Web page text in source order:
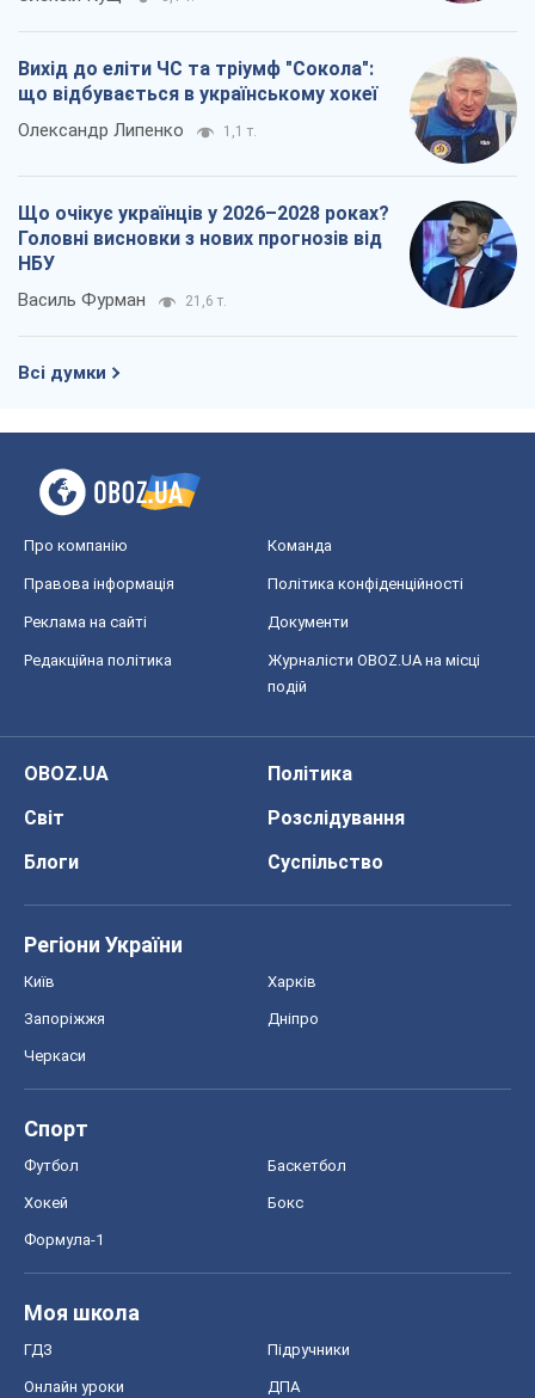
Вихід до еліти ЧС та тріумф "Сокола":
що відбувається в українському хокеї
Олександр Липенко 1,1 т.
Що очікує українців у 2026–2028 роках?
Головні висновки з нових прогнозів від
НБУ
Василь Фурман 21,6 т.
Всі думки
Про компанію Команда
Правова інформація Політика конфіденційності
Реклама на сайті Документи
Редакційна політика
Журналісти OBOZ.UA на місці
подій
OBOZ.UA
Політика
Світ
Розслідування
Блоги
Суспільство
Регіони України
Київ Харків
Запоріжжя Дніпро
Черкаси
Спорт
Футбол Баскетбол
Хокей Бокс
Формула-1
Моя школа
ГДЗ Підручники
Онлайн уроки ДПА